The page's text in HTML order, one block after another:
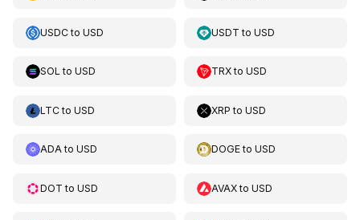
USDCto USD USDT toUSD
SOL to USD TRXtoUSD
LTCto USD XRP toUSD
ADAto USD DOGEtoUSD
DOT to USD AVAXtoUSD